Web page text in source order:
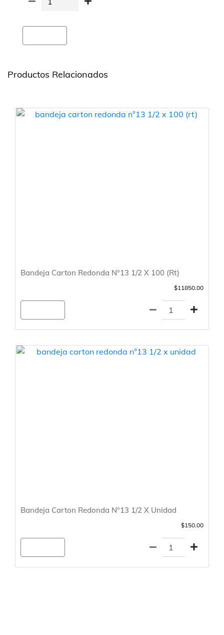
Productos Relacionados
Bandeja Carton Redonda N°13 1/2 X 100 (Rt)
$11850.00
Bandeja Carton Redonda N°13 1/2 X Unidad
$150.00